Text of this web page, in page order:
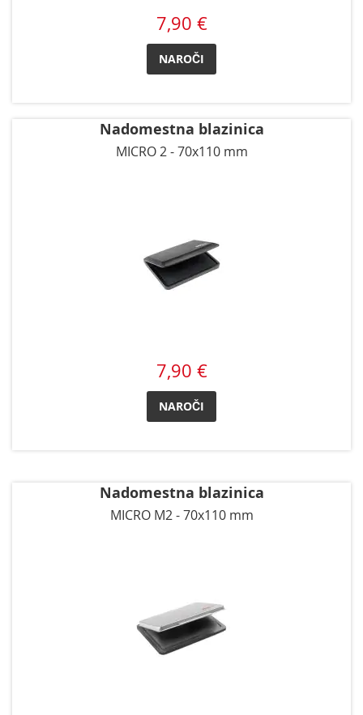
7,90 €
NAROČI
Nadomestna blazinica
MICRO 2 - 70x110 mm
7,90 €
NAROČI
Nadomestna blazinica
MICRO M2 - 70x110 mm